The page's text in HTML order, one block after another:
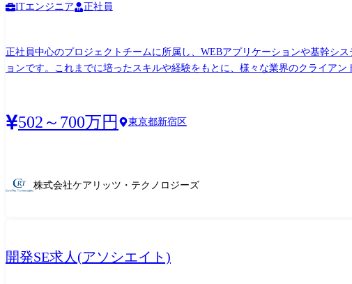
ITエンジニア 正社員
正社員中心のプロジェクトチームに所属し、WEBアプリケーションや基幹シ
ョンです。これまでに培ったスキルや経験をもとに、様々な業界のクライアントに貢献することが可能です。 「従事する業務の内容
502～700万円 東京都新宿区
株式会社ケアリッツ・テクノロジーズ
開発SE求人(アソシエイト)